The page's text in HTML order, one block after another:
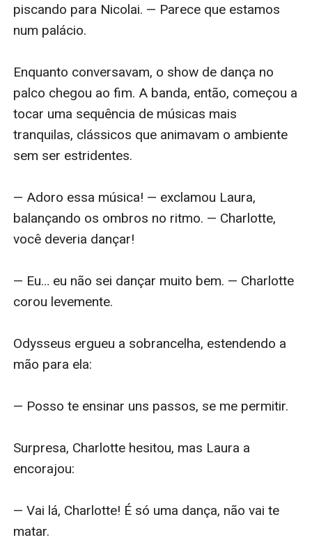
piscando para Nicolai. — Parece que estamos
num palácio.
Enquanto conversavam, o show de dança no
palco chegou ao fim. A banda, então, começou a
tocar uma sequência de músicas mais
tranquilas, clássicos que animavam o ambiente
sem ser estridentes.
— Adoro essa música! — exclamou Laura,
balançando os ombros no ritmo. — Charlotte,
você deveria dançar!
— Eu… eu não sei dançar muito bem. — Charlotte
corou levemente.
Odysseus ergueu a sobrancelha, estendendo a
mão para ela:
— Posso te ensinar uns passos, se me permitir.
Surpresa, Charlotte hesitou, mas Laura a
encorajou:
— Vai lá, Charlotte! É só uma dança, não vai te
matar.